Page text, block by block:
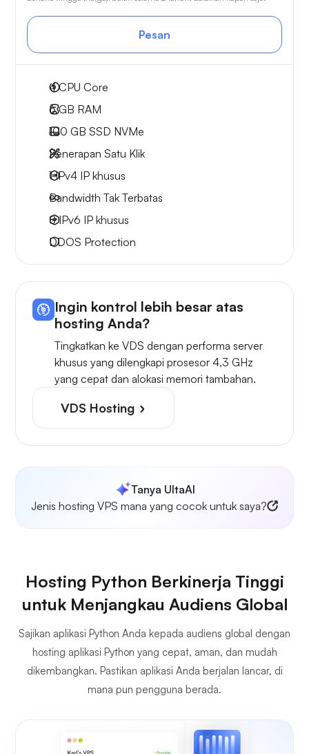
Pesan
4CPU Core
6 GB RAM
100 GB SSD NVMe
Penerapan Satu Klik
1 IPv4 IP khusus
Bandwidth Tak Terbatas
8 IPv6 IP khusus
DDOS Protection
Ingin kontrol lebih besar atas
hosting Anda?
Tingkatkan ke VDS dengan performa server
khusus yang dilengkapi prosesor 4,3 GHz
yang cepat dan alokasi memori tambahan.
VDS Hosting
Tanya UltaAI
Jenis hosting VPS mana yang cocok untuk saya?
Hosting Python Berkinerja Tinggi
untuk Menjangkau Audiens Global
Sajikan aplikasi Python Anda kepada audiens global dengan
hosting aplikasi Python yang cepat, aman, dan mudah
dikembangkan. Pastikan aplikasi Anda berjalan lancar, di
mana pun pengguna berada.